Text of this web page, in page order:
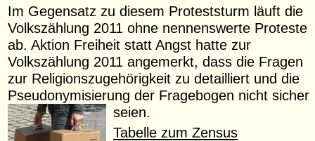
Im Gegensatz zu diesem Proteststurm läuft die
Volkszählung 2011 ohne nennenswerte Proteste
ab. Aktion Freiheit statt Angst hatte zur
Volkszählung 2011 angemerkt, dass die Fragen
zur Religionszugehörigkeit zu detailliert und die
Pseudonymisierung der Fragebogen nicht sicher
seien.
Tabelle zum Zensus